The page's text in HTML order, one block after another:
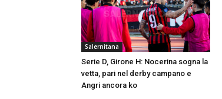
Salernitana
Serie D, Girone H: Nocerina sogna la
vetta, pari nel derby campano e
Angri ancora ko